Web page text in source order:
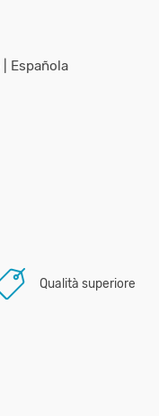
Española
Qualità superiore